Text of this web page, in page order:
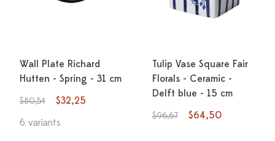
Wall Plate Richard
Hutten - Spring - 31 cm
$80,54
$32,25
6 variants
Tulip Vase Square Fair
Florals - Ceramic -
Delft blue - 15 cm
$96,67 $64,50